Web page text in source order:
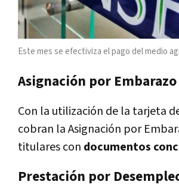
Este mes se efectiviza el pago del medio
Asignación por Embarazo
Con la utilización de la tarjeta
cobran la Asignación por
titulares con documentos
Prestación por